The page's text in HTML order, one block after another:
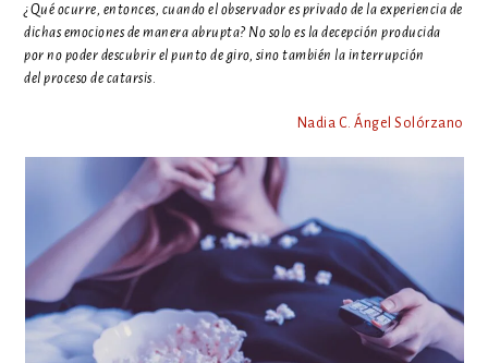
¿Qué ocurre, entonces, cuando el observador es privado de la experiencia de
dichas emociones de manera abrupta? No solo es la decepción producida
por no poder descubrir el punto de giro, sino también la interrupción
del proceso de catarsis.
Nadia C. Ángel Solórzano